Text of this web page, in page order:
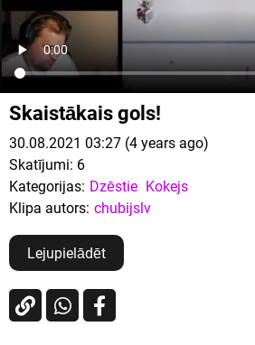
Skaistākais gols!
30.08.2021 03:27 (4 years ago)
Skatījumi: 6
Kategorijas: Dzēstie Kokejs
Klipa autors: chubijslv
Lejupielādēt